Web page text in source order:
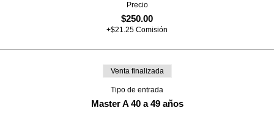
Precio
$250.00
+$21.25 Comisión
Venta finalizada
Tipo de entrada
Master A 40 a 49 años